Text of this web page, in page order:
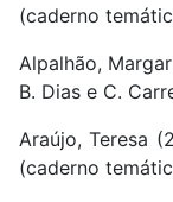
(caderno
Alpalhão,
B. Dias e C.
Araújo, Teresa
(caderno